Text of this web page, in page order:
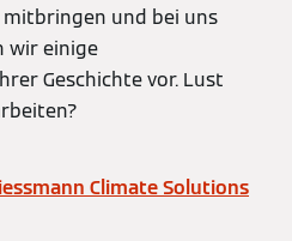
mitbringen und bei uns
wir einige
Geschichte vor. Lust
Climate Solutions